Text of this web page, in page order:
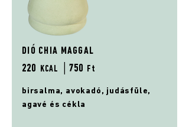
birsalma, avokadó, judásfüle,
agavé és cékla
DIÓ CHIA MAGGAL
220 KCAL │750 Ft